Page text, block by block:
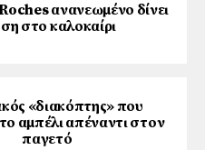
ανανεωμένο δίνει
στο καλοκαίρι
«διακόπτης» που
αμπέλι απέναντι στον
παγετό